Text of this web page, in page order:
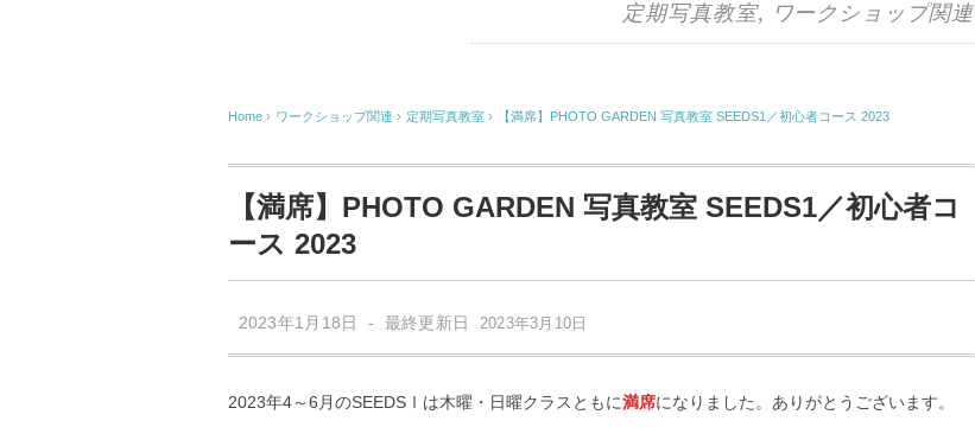
定期写真教室, ワークショップ関連
Home › ワークショップ関連 › 定期写真教室 › 【満席】PHOTO GARDEN 写真教室 SEEDS1／初心者コース 2023
【満席】PHOTO GARDEN 写真教室 SEEDS1／初心者コ
ース 2023
2023年1月18日 - 最終更新日 2023年3月10日
2023年4～6月のSEEDSⅠは木曜・日曜クラスともに満席になりました。ありがとうございます。